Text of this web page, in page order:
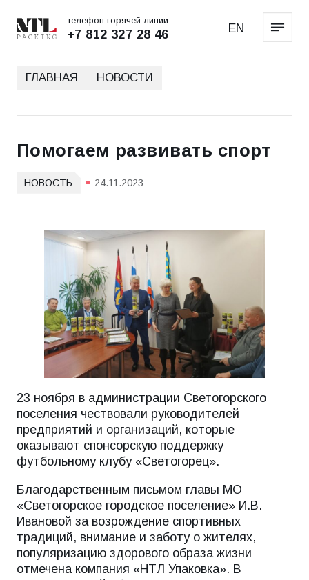
телефон горячей линии
+7 812 327 28 46 EN
ГЛАВНАЯ НОВОСТИ
Помогаем развивать спорт
НОВОСТЬ 24.11.2023
23 ноября в администрации Светогорского
поселения чествовали руководителей
предприятий и организаций, которые
оказывают спонсорскую поддержку
футбольному клубу «Светогорец».
Благодарственным письмом главы МО
«Светогорское городское поселение» И.В.
Ивановой за возрождение спортивных
традиций, внимание и заботу о жителях,
популяризацию здорового образа жизни
отмечена компания «НТЛ Упаковка». В